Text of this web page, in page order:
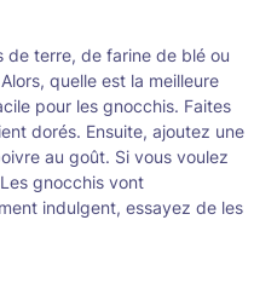
terre, de farine de blé ou
quelle est la meilleure
pour les gnocchis. Faites
dorés. Ensuite, ajoutez une
au goût. Si vous voulez
gnocchis vont
indulgent, essayez de les